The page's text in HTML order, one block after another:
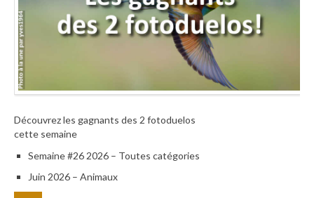
Découvrez les gagnants des 2 fotoduelos
cette semaine
Semaine #26 2026 – Toutes catégories
Juin 2026 – Animaux